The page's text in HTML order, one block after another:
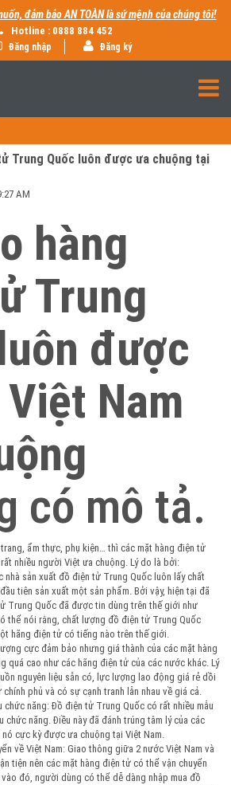
đảm bảo AN TOÀN là sứ mệnh của chúng tôi!
Hotline : 0888 884 452
Đăng nhập Đăng ký
Trung Quốc luôn được ưa chuộng tại
AM
hàng
Trung
được
Nam
ẩm thực, phụ kiện… thì các mặt hàng điện tử
nhiều người Việt ưa chuộng. Lý do là bởi:
nhà sản xuất đồ điện tử Trung Quốc luôn lấy chất
tiên sản xuất một sản phẩm. Bởi vậy, hiện tại đã
Trung Quốc đã được tin dùng trên thế giới như
thể nói rằng, chất lượng đồ điện tử Trung Quốc
hãng điện tử có tiếng nào trên thế giới.
cực đảm bảo nhưng giá thành của các mặt hàng
quá cao như các hãng điện tử của các nước khác. Lý
nguyên liệu sẵn có, lực lượng lao động giá rẻ dồi
phủ và có sự cạnh tranh lẫn nhau về giá cả.
chức năng: Đồ điện tử Trung Quốc có rất nhiều mẫu
chức năng. Điều này đã đánh trúng tâm lý của các
nó cực kỳ được ưa chuộng tại Việt Nam.
về Việt Nam: Giao thông giữa 2 nước Việt Nam và
tiện nên các mặt hàng điện tử có thể vận chuyển
đó, người dùng có thể dễ dàng nhập mua đồ